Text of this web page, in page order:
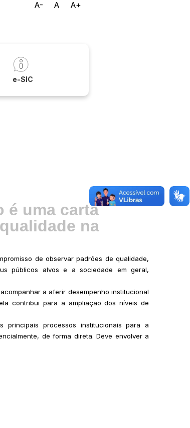
A- A
A+
e-SIC
é uma carta
na
de observar padrões de qualidade,
públicos alvos e a sociedade em geral,
a aferir desempenho institucional
contribui para a ampliação dos níveis de
processos institucionais para a
de forma direta. Deve envolver a